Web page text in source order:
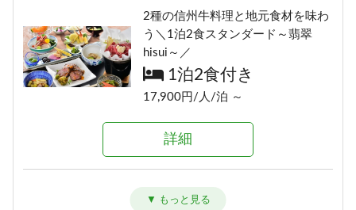
朝食のみ
13,500円/人/泊 ～
詳細
≪素泊りプラン≫23時までチェッ
クインOK！
12,000円/人/泊 ～
信州の恵み！旨味たっぷりきのこ
料理《熊の湯信州茸づくしプラ
ン》
1泊2食付き
詳細
泊まれる ≪1泊2食ＥＣＯプラン≫
2種の信州牛料理と地元食材を味わ
う＼1泊2食スタンダード～翡翠
hisui～／
1泊2食付き
17,900円/人/泊 ～
詳細